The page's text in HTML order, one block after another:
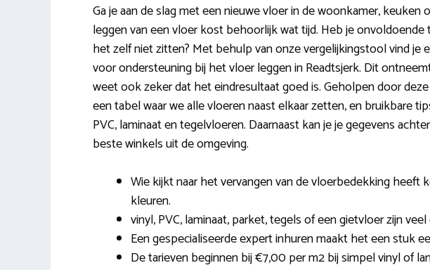
Ga je aan de slag met een nieuwe vloer in de woonkamer,
leggen van een vloer kost behoorlijk wat tijd. Heb je
het zelf niet zitten? Met behulp van onze vergelijkingstool vind je
voor ondersteuning bij het vloer leggen in Readtsjerk. Dit
weet ook zeker dat het eindresultaat goed is. Geholpen door
een tabel waar we alle vloeren naast elkaar zetten, en bruikbare
PVC, laminaat en tegelvloeren. Daarnaast kan je je gegevens
beste winkels uit de omgeving.
Wie kijkt naar het vervangen van de vloerbedekking heeft
kleuren.
vinyl, PVC, laminaat, parket, tegels of een gietvloer zijn
Een gespecialiseerde expert inhuren maakt het een stuk
De tarieven beginnen bij €7,00 per m2 bij simpel vinyl of